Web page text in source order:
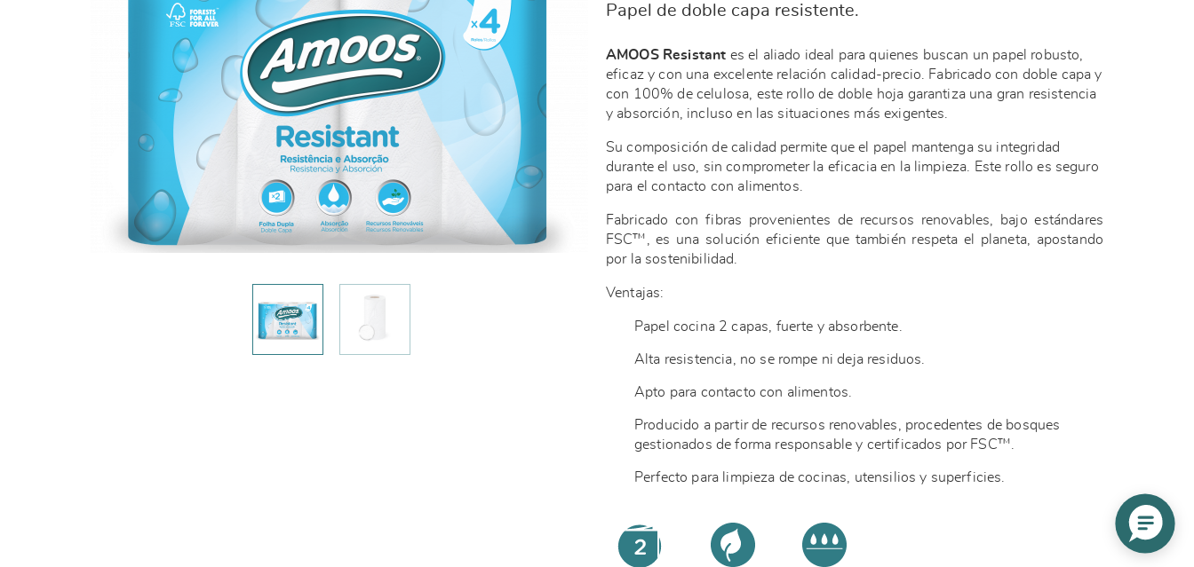
Papel de doble capa resistente.
AMOOS Resistant es el aliado ideal para quienes buscan un papel robusto,
eficaz y con una excelente relación calidad-precio. Fabricado con doble capa y
con 100% de celulosa, este rollo de doble hoja garantiza una gran resistencia
y absorción, incluso en las situaciones más exigentes.
Su composición de calidad permite que el papel mantenga su integridad
durante el uso, sin comprometer la eficacia en la limpieza. Este rollo es seguro
para el contacto con alimentos.
Fabricado con fibras provenientes de recursos renovables, bajo estándares
FSC™, es una solución eficiente que también respeta el planeta, apostando
por la sostenibilidad.
Ventajas:
Papel cocina 2 capas, fuerte y absorbente.
Alta resistencia, no se rompe ni deja residuos.
Apto para contacto con alimentos.
Producido a partir de recursos renovables, procedentes de bosques
gestionados de forma responsable y certificados por FSC™.
Perfecto para limpieza de cocinas, utensilios y superficies.